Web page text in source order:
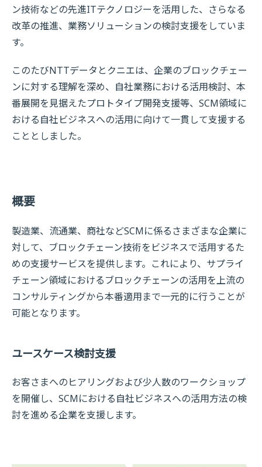
ン技術などの先進ITテクノロジーを活用した、さらなる
改革の推進、業務ソリューションの検討支援をしていま
す。
このたびNTTデータとクニエは、企業のブロックチェー
ンに対する理解を深め、自社業務における活用検討、本
番展開を見据えたプロトタイプ開発支援等、SCM領域に
おける自社ビジネスへの活用に向けて一貫して支援する
こととしました。
概要
製造業、流通業、商社などSCMに係るさまざまな企業に
対して、ブロックチェーン技術をビジネスで活用するた
めの支援サービスを提供します。これにより、サプライ
チェーン領域におけるブロックチェーンの活用を上流の
コンサルティングから本番適用まで一元的に行うことが
可能となります。
ユースケース検討支援
お客さまへのヒアリングおよび少人数のワークショップ
を開催し、SCMにおける自社ビジネスへの活用方法の検
討を進める企業を支援します。